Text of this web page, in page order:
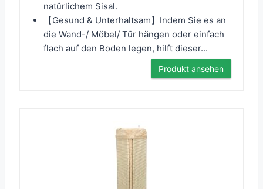
natürlichem Sisal.
【Gesund & Unterhaltsam】Indem Sie es an
die Wand-/ Möbel/ Tür hängen oder einfach
flach auf den Boden legen, hilft dieser...
Produkt ansehen